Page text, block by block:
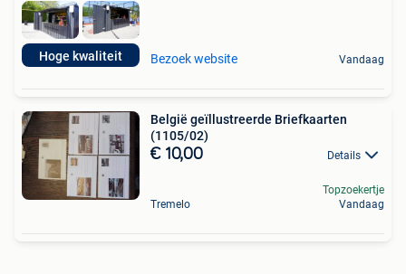
Hoge kwaliteit Bezoek website Vandaag
België geïllustreerde Briefkaarten
(1105/02)
€ 10,00 Details
Tremelo
Topzoekertje
Vandaag